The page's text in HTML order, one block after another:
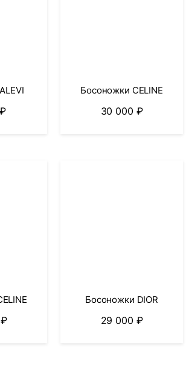
₽
Босоножки CELINE
30 000 ₽
₽
Босоножки DIOR
29 000 ₽